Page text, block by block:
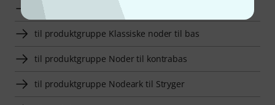
Vis Klassiske noder til bas i priser fra 100 kr - 140 kr
til produktgruppe Klassiske noder til bas
til produktgruppe Noder til kontrabas
til produktgruppe Nodeark til Stryger